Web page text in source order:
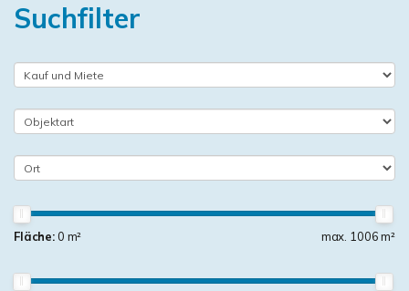
Suchfilter
Fläche:0 m² max. 1006 m²